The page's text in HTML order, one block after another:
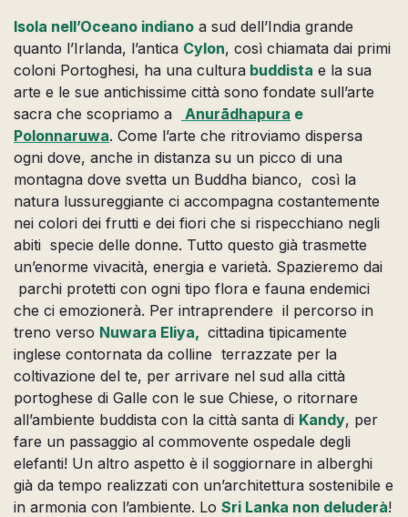
Isola nell’Oceano indiano a sud dell’India grande
quanto l’Irlanda, l’antica Cylon, così chiamata dai primi
coloni Portoghesi, ha una cultura buddista e la sua
arte e le sue antichissime città sono fondate sull’arte
sacra che scopriamo a
Anurādhapura e
Polonnaruwa. Come l’arte che ritroviamo dispersa
ogni dove, anche in distanza su un picco di una
montagna dove svetta un Buddha bianco, così la
natura lussureggiante ci accompagna costantemente
nei colori dei frutti e dei fiori che si rispecchiano negli
abiti specie delle donne. Tutto questo già trasmette
un’enorme vivacità, energia e varietà. Spazieremo dai
parchi protetti con ogni tipo flora e fauna endemici
che ci emozionerà. Per intraprendere il percorso in
treno verso Nuwara Eliya, cittadina tipicamente
inglese contornata da colline terrazzate per la
coltivazione del te, per arrivare nel sud alla città
portoghese di Galle con le sue Chiese, o ritornare
all’ambiente buddista con la città santa di Kandy, per
fare un passaggio al commovente ospedale degli
elefanti! Un altro aspetto è il soggiornare in alberghi
già da tempo realizzati con un’architettura sostenibile e
in armonia con l’ambiente. Lo Sri Lanka non deluderà!